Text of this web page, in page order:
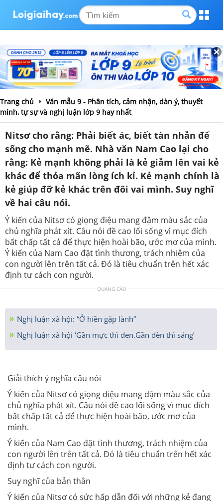
Trang chủ
Văn mẫu 9 - Phân tích, cảm nhận, dàn ý, thuyết
minh, tự sự và nghị luận lớp 9 hay nhất
Nitsơ cho rằng: Phải biết ác, biết tàn nhẫn để
sống cho mạnh mẽ. Nhà văn Nam Cao lại cho
rằng: Kẻ mạnh không phải là kẻ giẫm lên vai kẻ
khác để thỏa mãn lòng ích kỉ. Kẻ mạnh chính là
kẻ giúp đỡ kẻ khác trên đôi vai mình. Suy nghĩ
về hai câu nói.
Ý kiến của Nitsơ có giọng điệu mang đậm màu sắc của
chủ nghĩa phát xít. Câu nói đề cao lối sống vì mục đích
bất chấp tất cả để thực hiện hoài bão, ước mơ của mình.
Ý kiến của Nam Cao đặt tình thương, trách nhiệm của
con người lên trên tất cả. Đó là tiêu chuẩn trên hết xác
định tư cách con người.
QUẢNG CÁO
Nghị luận xã hội: “Ở hiền gặp lành”
Nghị luận xã hội ‘Gần mực thì đen.Gần đèn thì sáng’
Giải thích ý nghĩa câu nói
Ý kiến của Nitsơ có giọng điệu mang đậm màu sắc của
chủ nghĩa phát xít. Câu nói đề cao lối sống vì mục đích
bất chấp tất cả để thực hiện hoài bão, ước mơ của
mình.
Ý kiến của Nam Cao đặt tình thương, trách nhiệm của
con người lên trên tất cả. Đó là tiêu chuẩn trên hết xác
định tư cách con người.
Suy nghĩ của bản thân
Ý kiến của Nitsơ có sức hấp dẫn đối với những kẻ đang